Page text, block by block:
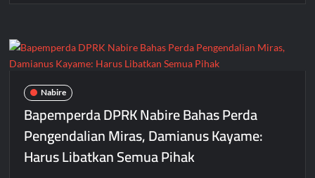
DPRK
Nabire
Dilantik,
Baru
Perkuat
Sinergi
Pemerintah
Nabire
Bapemperda DPRK Nabire Bahas Perda
Pengendalian Miras, Damianus Kayame:
Harus Libatkan Semua Pihak